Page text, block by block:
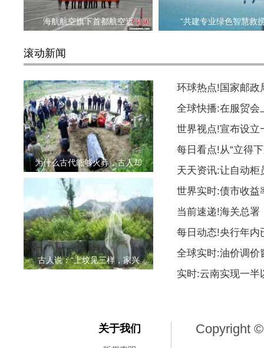
海航航空旗下首都航空近 “共建专业绿色智慧救
滚动新闻
为什么古代能够火葬，古人却
古人说：“上坟见三样，家兴
环球热点!国家邮政
全球快播:在服贸会
世界视点!宣布设立
每日看点!从“立得
天天资讯:让自动柜
世界实时:债市收益
当前速递!海关总署
每日动态!央行年内
全球实时:油价调价
实时:云南实现一半
关于我们 Copyright